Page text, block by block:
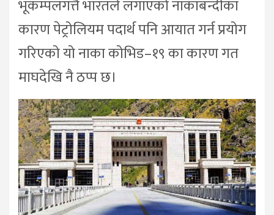
भूकम्पलगत्तै भारतले लगाएको नाकाबन्दीका
कारण पेट्रोलियम पदार्थ पनि आयात गर्न प्रयोग
गरिएको यो नाका कोभिड–१९ का कारण गत
माघदेखि नै ठप्प छ।